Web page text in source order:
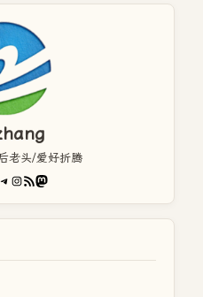
老头/爱好折腾
Telegram
Instagram
RSS FeedMastodon